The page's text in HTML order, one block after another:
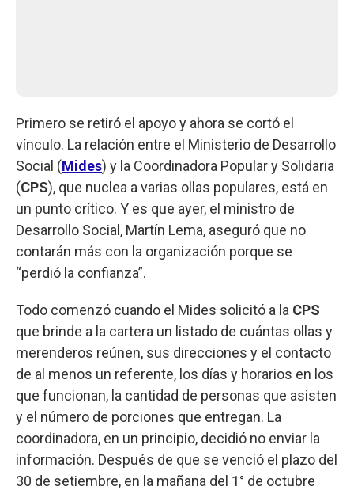
Primero se retiró el apoyo y ahora se cortó el
vínculo. La relación entre el Ministerio de Desarrollo
Social (Mides) y la Coordinadora Popular y Solidaria
(CPS), que nuclea a varias ollas populares, está en
un punto crítico. Y es que ayer, el ministro de
Desarrollo Social, Martín Lema, aseguró que no
contarán más con la organización porque se
“perdió la confianza”.
Todo comenzó cuando el Mides solicitó a la CPS
que brinde a la cartera un listado de cuántas ollas y
merenderos reúnen, sus direcciones y el contacto
de al menos un referente, los días y horarios en los
que funcionan, la cantidad de personas que asisten
y el número de porciones que entregan. La
coordinadora, en un principio, decidió no enviar la
información. Después de que se venció el plazo del
30 de setiembre, en la mañana del 1° de octubre